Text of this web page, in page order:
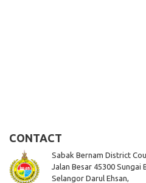
CONTACT
Sabak Bernam District
Jalan Besar 45300 Sungai
Selangor Darul Ehsan,